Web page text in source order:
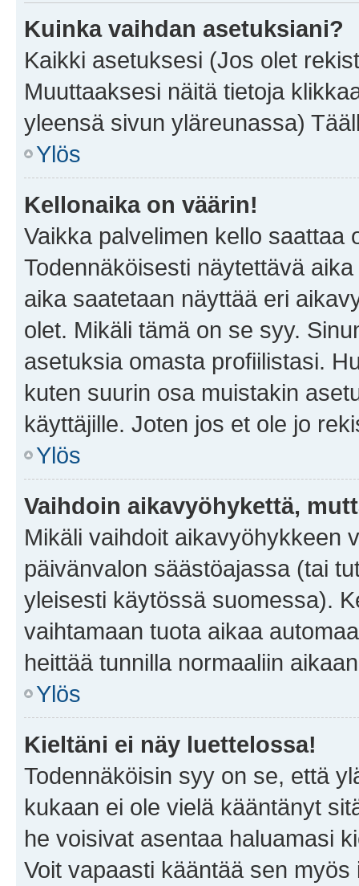
Kuinka vaihdan asetuksiani?
Kaikki asetuksesi (Jos olet
Muuttaaksesi näitä tietoja
yleensä sivun yläreunassa)
Ylös
Kellonaika on väärin!
Vaikka palvelimen kello saattaa
Todennäköisesti näytettävä
aika saatetaan näyttää eri
olet. Mikäli tämä on se syy.
asetuksia omasta profiilistasi.
kuten suurin osa muistakin
käyttäjille. Joten jos et ole jo
Ylös
Vaihdoin aikavyöhykettä,
Mikäli vaihdoit aikavyöhykkeen
päivänvalon säästöajassa (tai
yleisesti käytössä suomessa).
vaihtamaan tuota aikaa
heittää tunnilla normaaliin
Ylös
Kieltäni ei näy luettelossa!
Todennäköisin syy on se, että
kukaan ei ole vielä kääntänyt
he voisivat asentaa haluamasi
Voit vapaasti kääntää sen